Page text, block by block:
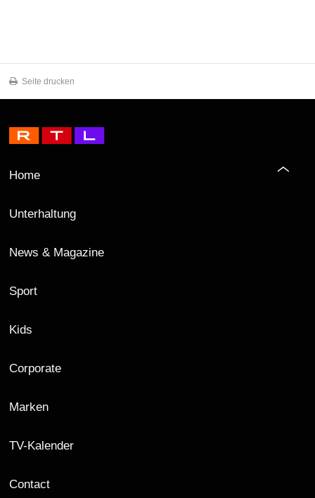
Seite drucken
Home
Unterhaltung
News & Magazine
Sport
Kids
Corporate
Marken
TV-Kalender
Contact